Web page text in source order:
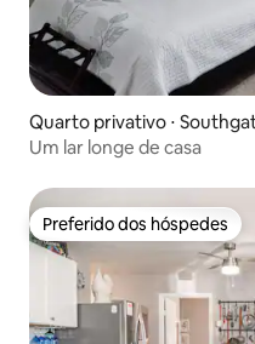
Quarto privativo ⋅
Um lar longe de casa
Preferido dos hóspedes
Preferido dos hóspedes